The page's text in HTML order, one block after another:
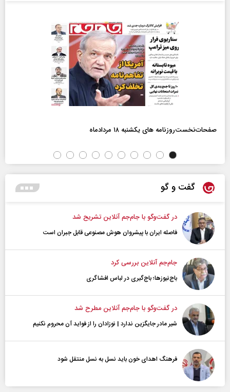
صفحات‌نخست‌روزنامه ها‌ی یکشنبه ۱۸ مردادماه
گفت و گو
در گفت‌و‌گو با جام‌جم آنلاین تشریح شد
فاصله ایران با پیشرو‌ان هوش مصنوعی قابل جبران است
جام‌جم آنلاین بررسی کرد
باج‌نیوزها؛ باج‌گیری در لباس افشاگری
در گفت‌و‌گو با جام‌جم آنلاین مطرح شد
شیر مادر جایگزین ندارد | نوزادان را از فواید آن محروم نکنیم
فرهنگ اهدای خون باید نسل به نسل منتقل شود